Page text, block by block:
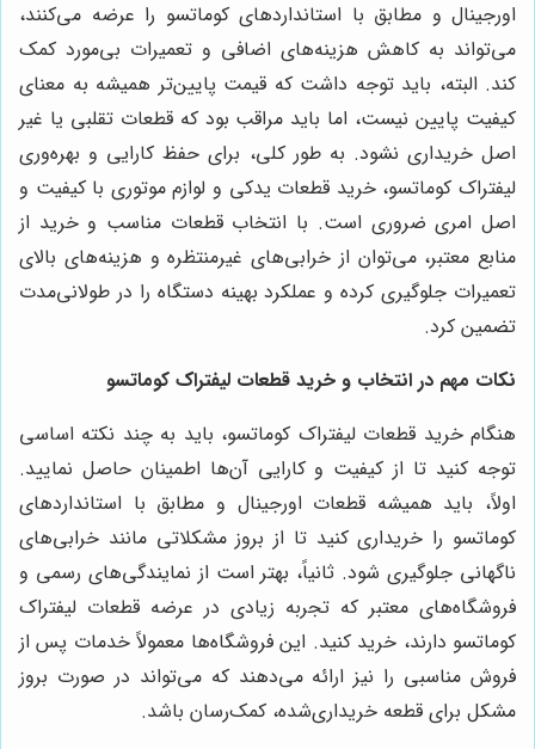
اورجینال و مطابق با استانداردهای کوماتسو را عرضه می‌کنند،
می‌تواند به کاهش هزینه‌های اضافی و تعمیرات بی‌مورد کمک
کند. البته، باید توجه داشت که قیمت پایین‌تر همیشه به معنای
کیفیت پایین نیست، اما باید مراقب بود که قطعات تقلبی یا غیر
اصل خریداری نشود. به طور کلی، برای حفظ کارایی و بهره‌وری
لیفتراک کوماتسو، خرید قطعات یدکی و لوازم موتوری با کیفیت و
اصل امری ضروری است. با انتخاب قطعات مناسب و خرید از
منابع معتبر، می‌توان از خرابی‌های غیرمنتظره و هزینه‌های بالای
تعمیرات جلوگیری کرده و عملکرد بهینه دستگاه را در طولانی‌مدت
تضمین کرد.
نکات مهم در انتخاب و خرید قطعات لیفتراک کوماتسو
هنگام خرید قطعات لیفتراک کوماتسو، باید به چند نکته اساسی
توجه کنید تا از کیفیت و کارایی آن‌ها اطمینان حاصل نمایید.
اولاً، باید همیشه قطعات اورجینال و مطابق با استانداردهای
کوماتسو را خریداری کنید تا از بروز مشکلاتی مانند خرابی‌های
ناگهانی جلوگیری شود. ثانیاً، بهتر است از نمایندگی‌های رسمی و
فروشگاه‌های معتبر که تجربه زیادی در عرضه قطعات لیفتراک
کوماتسو دارند، خرید کنید. این فروشگاه‌ها معمولاً خدمات پس از
فروش مناسبی را نیز ارائه می‌دهند که می‌تواند در صورت بروز
مشکل برای قطعه خریداری‌شده، کمک‌رسان باشد.